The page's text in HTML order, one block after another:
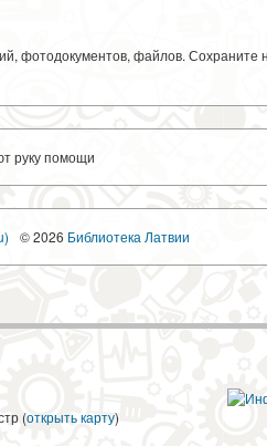
фотодокументов, файлов.
руку помощи
© 2026 Библиотека Латвии
(открыть карту)